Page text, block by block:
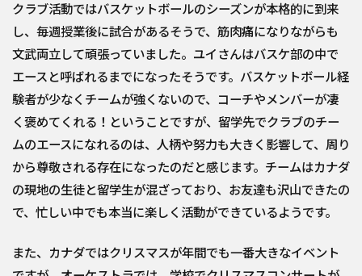
クラブ活動ではバスケットボールのシーズンが本格的に到来
し、毎週授業後に試合があるそうで、筋肉痛になりながらも
文武両立して頑張っていました。ユイさんはバスケ部の中で
エースと呼ばれるまでになったそうです。バスケットボール経
験者が少なくチームが強くないので、コーチやメンバーが凄
く褒めてくれる！ということですが、留学先でクラブのチー
ムのエースになれるのは、人柄や努力も大きく影響して、周り
から尊敬される存在になったのだと感じます。チームはカナダ
の現地の生徒と留学生が混ざっており、お友達も沢山できたの
で、忙しい中でも本当に楽しく活動ができているようです。
また、カナダではクリスマスが年間でも一番大きなイベント